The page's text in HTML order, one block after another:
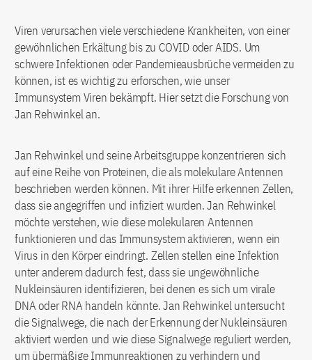
Viren verursachen viele verschiedene Krankheiten, von einer
gewöhnlichen Erkältung bis zu COVID oder AIDS. Um
schwere Infektionen oder Pandemieausbrüche vermeiden zu
können, ist es wichtig zu erforschen, wie unser
Immunsystem Viren bekämpft. Hier setzt die Forschung von
Jan Rehwinkel an.
Jan Rehwinkel und seine Arbeitsgruppe konzentrieren sich
auf eine Reihe von Proteinen, die als molekulare Antennen
beschrieben werden können. Mit ihrer Hilfe erkennen Zellen,
dass sie angegriffen und infiziert wurden. Jan Rehwinkel
möchte verstehen, wie diese molekularen Antennen
funktionieren und das Immunsystem aktivieren, wenn ein
Virus in den Körper eindringt. Zellen stellen eine Infektion
unter anderem dadurch fest, dass sie ungewöhnliche
Nukleinsäuren identifizieren, bei denen es sich um virale
DNA oder RNA handeln könnte. Jan Rehwinkel untersucht
die Signalwege, die nach der Erkennung der Nukleinsäuren
aktiviert werden und wie diese Signalwege reguliert werden,
um übermäßige Immunreaktionen zu verhindern und